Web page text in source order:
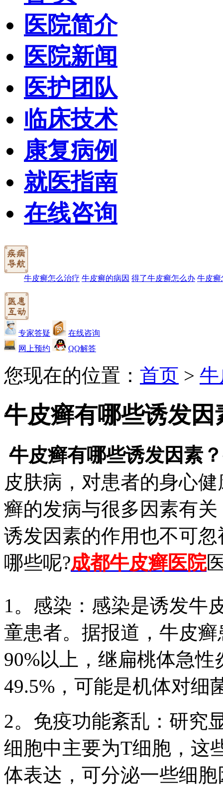
医院简介
医院新闻
医护团队
临床技术
康复病例
就医指南
在线咨询
牛皮癣怎么治疗 牛皮癣的病因 得了牛皮癣怎么办 牛皮癣
专家答疑
在线咨询
网上预约
QQ解答
您现在的位置： 首页 >
牛皮癣有哪些诱发因
牛皮癣有哪些诱发因素？
皮肤病，对患者的身心
癣的发病与很多因素有
诱发因素的作用也不可
哪些呢?成都牛皮癣医院
1。感染：感染是诱发牛
童患者。据报道，牛皮
90%以上，继扁桃体急
49.5%，可能是机体对细
2。免疫功能紊乱：研究
细胞中主要为T细胞，这
体表达，可分泌一些细